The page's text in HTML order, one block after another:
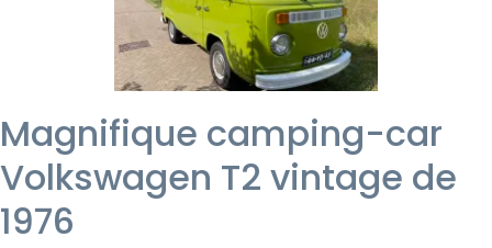
Magnifique camping-car
Volkswagen T2 vintage de
1976